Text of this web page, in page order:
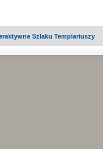
Szlaku Templariuszy